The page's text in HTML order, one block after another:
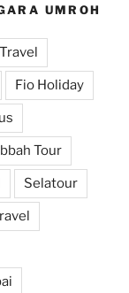
UMROH
Fio Holiday
Tour
Selatour